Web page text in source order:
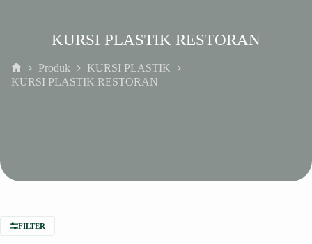
KURSI PLASTIK RESTORAN
Home
Produk
KURSI PLASTIK
KURSI PLASTIK RESTORAN
FILTER